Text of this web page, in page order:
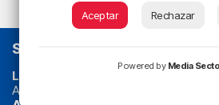
SOBRE NOSOTROS
La radio sin cadenas
. Desde 1960
Actualidad y
Aceptar Rechazar
Powered by Media